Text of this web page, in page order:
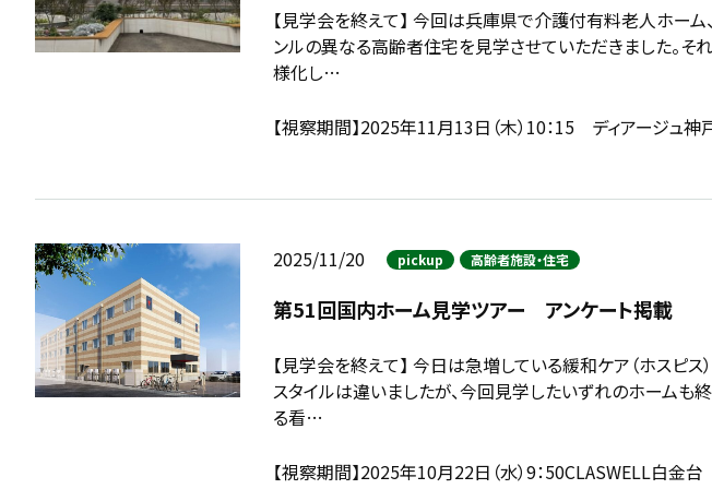
【見学会を終えて】 今回は兵庫県で介護付有料老人ホー
ンルの異なる高齢者住宅を見学させていただきました。そ
様化し…
【視察期間】2025年11月13日（木）10：15 ディアージュ
2025/11/20 pickup 高齢者施設・住宅
第51回国内ホーム見学ツアー アンケート掲載
【見学会を終えて】 今日は急増している緩和ケア（ホスピ
スタイルは違いましたが、今回見学したいずれのホームも
る看…
【視察期間】2025年10月22日（水）9：50CLASWELL白金